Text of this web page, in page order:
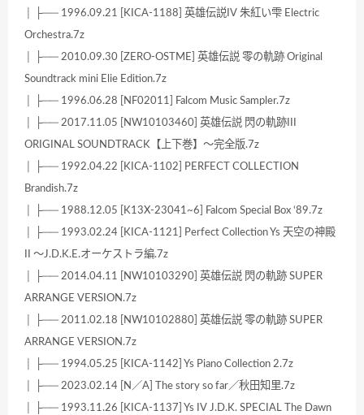
│ ├── 1996.09.21 [KICA-1188] 英雄伝説IV 朱紅い雫 Electric
Orchestra.7z
│ ├── 2010.09.30 [ZERO-OSTME] 英雄伝説 零の軌跡 Original
Soundtrack mini Elie Edition.7z
│ ├── 1996.06.28 [NF02011] Falcom Music Sampler.7z
│ ├── 2017.11.05 [NW10103460] 英雄伝説 閃の軌跡III
ORIGINAL SOUNDTRACK【上下巻】～完全版.7z
│ ├── 1992.04.22 [KICA-1102] PERFECT COLLECTION
Brandish.7z
│ ├── 1988.12.05 [K13X-23041~6] Falcom Special Box ‘89.7z
│ ├── 1993.02.24 [KICA-1121] Perfect Collection Ys 天空の神殿
II ～J.D.K.E.オーケストラ編.7z
│ ├── 2014.04.11 [NW10103290] 英雄伝説 閃の軌跡 SUPER
ARRANGE VERSION.7z
│ ├── 2011.02.18 [NW10102880] 英雄伝説 零の軌跡 SUPER
ARRANGE VERSION.7z
│ ├── 1994.05.25 [KICA-1142] Ys Piano Collection 2.7z
│ ├── 2023.02.14 [N／A] The story so far／秋田知里.7z
│ ├── 1993.11.26 [KICA-1137] Ys IV J.D.K. SPECIAL The Dawn